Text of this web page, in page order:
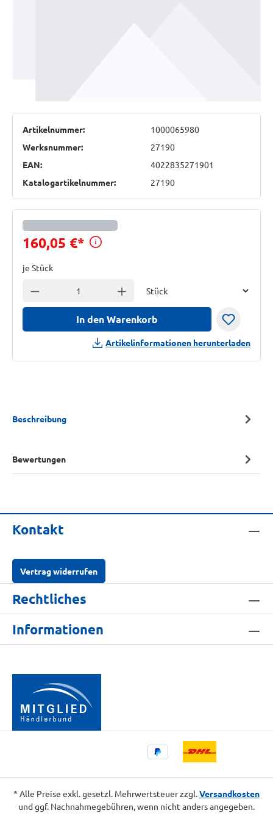
Artikelnummer:
1000065980
Werksnummer:
27190
EAN:
4022835271901
Katalogartikelnummer:
27190
160,05 €* Preisinformationen
je Stück
Anzahl verringern Anzahl erhöhen
In den Warenkorb
Artikelinformationen herunterladen
Beschreibung
Bewertungen
Kontakt
Vertrag widerrufen
Rechtliches
Informationen
* Alle Preise exkl. gesetzl. Mehrwertsteuer zzgl.Versandkosten
und ggf. Nachnahmegebühren, wenn nicht anders angegeben.